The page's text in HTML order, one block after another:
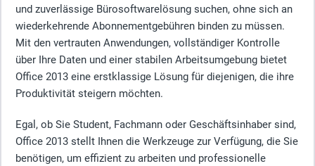
und zuverlässige Bürosoftwarelösung suchen, ohne sich an
wiederkehrende Abonnementgebühren binden zu müssen.
Mit den vertrauten Anwendungen, vollständiger Kontrolle
über Ihre Daten und einer stabilen Arbeitsumgebung bietet
Office 2013 eine erstklassige Lösung für diejenigen, die ihre
Produktivität steigern möchten.
Egal, ob Sie Student, Fachmann oder Geschäftsinhaber sind,
Office 2013 stellt Ihnen die Werkzeuge zur Verfügung, die Sie
benötigen, um effizient zu arbeiten und professionelle